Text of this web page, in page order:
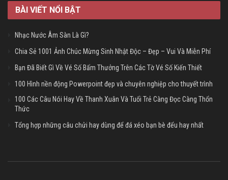
BÀI VIẾT NỔI BẬT
Nhạc Nước Âm Sàn Là Gì?
Chia Sẻ 1001 Ảnh Chúc Mừng Sinh Nhật Độc – Đẹp – Vui Và Miễn Phí
Bạn Đã Biết Gì Về Vé Số Bấm Thưởng Trên Các Tờ Vé Số Kiến Thiết
100 Hình nền động Powerpoint đẹp và chuyên nghiệp cho thuyết trình
100 Các Câu Nói Hay Về Thanh Xuân Và Tuổi Trẻ Càng Đọc Càng Thổn
Thức
Tổng hợp những câu chửi hay dùng để đá xéo bạn bè đểu hay nhất